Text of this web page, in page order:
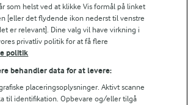
(41)
som helst ved at klikke Vis formål på linket
[eller det flydende ikon nederst til venstre
er relevant]. Dine valg vil have virkning i
privatliv politik for at få flere
politik
behandler data for at levere:
placeringsoplysninger. Aktivt scanne
til identifikation. Opbevare og/eller tilgå